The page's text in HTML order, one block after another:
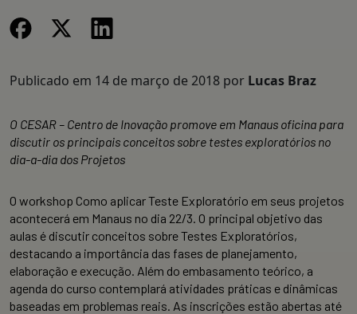
Publicado em 14 de março de 2018 por Lucas Braz
O CESAR – Centro de Inovação promove em Manaus oficina para
discutir os principais conceitos sobre testes exploratórios no
dia-a-dia dos Projetos
O workshop Como aplicar Teste Exploratório em seus projetos
acontecerá em Manaus no dia 22/3. O principal objetivo das
aulas é discutir conceitos sobre Testes Exploratórios,
destacando a importância das fases de planejamento,
elaboração e execução. Além do embasamento teórico, a
agenda do curso contemplará atividades práticas e dinâmicas
baseadas em problemas reais. As inscrições estão abertas até